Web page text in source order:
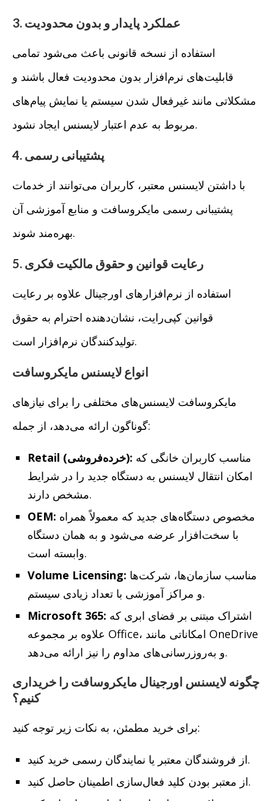
3. عملکرد پایدار و بدون محدودیت
استفاده از نسخه قانونی باعث می‌شود تمامی
قابلیت‌های نرم‌افزار بدون محدودیت فعال باشند و
مشکلاتی مانند غیرفعال شدن سیستم یا نمایش پیام‌های
مربوط به عدم اعتبار لایسنس ایجاد نشود.
4. پشتیبانی رسمی
با داشتن لایسنس معتبر، کاربران می‌توانند از خدمات
پشتیبانی رسمی مایکروسافت و منابع آموزشی آن
بهره‌مند شوند.
5. رعایت قوانین و حقوق مالکیت فکری
استفاده از نرم‌افزارهای اورجینال علاوه بر رعایت
قوانین کپی‌رایت، نشان‌دهنده احترام به حقوق
تولیدکنندگان نرم‌افزار است.
انواع لایسنس مایکروسافت
مایکروسافت لایسنس‌های مختلفی را برای نیازهای
گوناگون ارائه می‌دهد، از جمله:
Retail (خرده‌فروشی):
امکان انتقال لایسنس به دستگاه جدید را در شرایط
مشخص دارند.
OEM:
با سخت‌افزار عرضه می‌شود و به همان دستگاه
وابسته است.
Volume Licensing:
و مراکز آموزشی با تعداد زیادی سیستم.
Microsoft 365:
علاوه بر مجموعه Office، امکاناتی مانند OneDrive
و به‌روزرسانی‌های مداوم را نیز ارائه می‌دهد.
چگونه لایسنس اورجینال مایکروسافت را خریداری
کنیم؟
برای خرید مطمئن، به نکات زیر توجه کنید:
از فروشندگان معتبر یا نمایندگان رسمی خرید کنید.
از معتبر بودن کلید فعال‌سازی اطمینان حاصل کنید.